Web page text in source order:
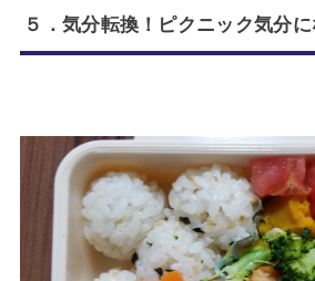
５．気分転換！ピクニック気分